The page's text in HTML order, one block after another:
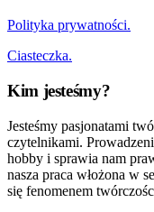
Polityka prywatności.
Ciasteczka.
Kim jesteśmy?
Jesteśmy pasjonatami
czytelnikami.
hobby i sprawia nam
nasza praca włożona w
się fenomenem